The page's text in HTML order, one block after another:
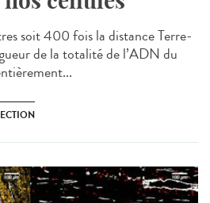
soit 400 fois la distance Terre-
de la totalité de l’ADN du